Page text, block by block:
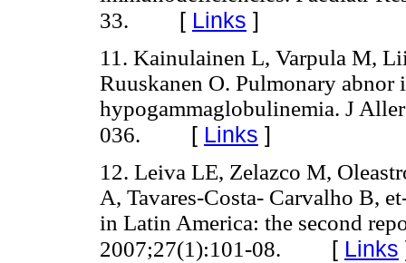
33. [ Links ]
11. Kainulainen L, Varpula M,
Ruuskanen O. Pulmonary
hypogammaglobulinemia. J
036. [ Links ]
12. Leiva LE, Zelazco M,
A, Tavares-Costa- Carvalho B,
in Latin America: the second
2007;27(1):101-08. [ Links